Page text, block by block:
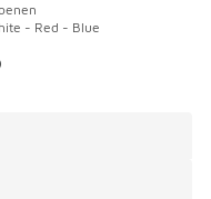
aanbieding Prijs
- Red - Blue